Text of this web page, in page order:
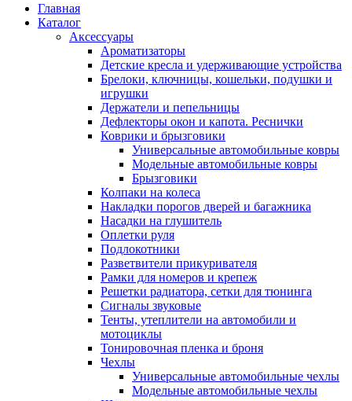
Главная
Каталог
Аксессуары
Ароматизаторы
Детские кресла и удерживающие устройства
Брелоки, ключницы, кошельки, подушки и
игрушки
Держатели и пепельницы
Дефлекторы окон и капота. Реснички
Коврики и брызговики
Универсальные автомобильные ковры
Модельные автомобильные ковры
Брызговики
Колпаки на колеса
Накладки порогов дверей и багажника
Насадки на глушитель
Оплетки руля
Подлокотники
Разветвители прикуривателя
Рамки для номеров и крепеж
Решетки радиатора, сетки для тюнинга
Сигналы звуковые
Тенты, утеплители на автомобили и
мотоциклы
Тонировочная пленка и броня
Чехлы
Универсальные автомобильные чехлы
Модельные автомобильные чехлы